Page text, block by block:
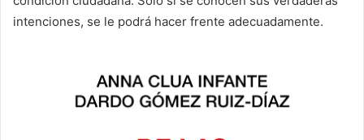
intenciones, se le podrá hacer frente adecuadamente.